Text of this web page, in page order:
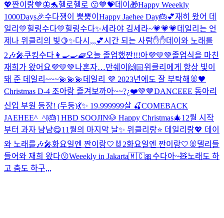
💖짠이랑💙🦋🐬헬로헬로 😗💙💝데이🎁Happy Weeekly
1000Days🎉수다쟁이 뿡뿡이 Happy Jaehee Day🎂💕재히 왔어 데
일리💛힐링수다💛힐링수다✨세라야 김세라~💗💗💗데일리는 언
제나 위클리의 빛🍋✨다시,,,💕시간 되는 사람✋✋데이와 노래를
2🎶🎤쿠킹수다👩‍🍳🍳🧇오늘 졸업했짠!!!아💜💛💚졸업식을 마친
재희가 왔어요💜💛💚나혼자…만쉐이🙌🏻위클리에게 항상 빛이
돼 준 데일리~~~💫💫💫데일리 💜 2023년에도 잘 부탁해🐰🖤
Christmas D-4 조아랑 즐겨보까아~~?¿❤️💚🤎DANCEEE 동아리
신입 부원 등장! (두둥)💃✨ 19.999999살 🍒COMEBACK
JAEHEE^_^[🎂] HBD SOOJIN🐶 Happy Christmas🎄12월 시작
부터 과자 냠냠😋11월의 마지막 날✨ 위클리랑⭐️ 데일리랑💖 데이
와 노래를🎶🎤화요일엔 짠이랑🤍🐰2화요일엔 짠이랑🤍🐰 델리들
들어와 재희 왔다😗Weeekly in Jakarta🇲🇨🎀수다아~🧸노래도 하
고 춤도 하구,,,